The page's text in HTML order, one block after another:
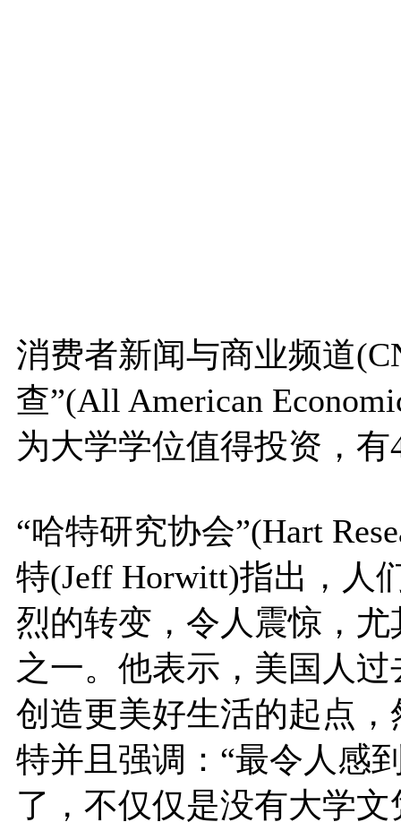
消费者新闻与商业频道
查”(All American
为大学学位值得投资，
“哈特研究协会”(Hart
特(Jeff Horwitt)指出，人
烈的转变，令人震惊，
之一。他表示，美国人
创造更美好生活的起点
特并且强调：“最令人感
了，不仅仅是没有大学